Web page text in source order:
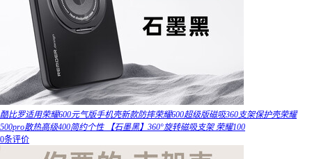
酷比罗适用荣耀600元气版手机壳新款防摔荣耀600超级版磁吸360支架保护壳荣耀
500pro散热高级400简约个性 【石墨黑】360°旋转磁吸支架 荣耀100
0条评价